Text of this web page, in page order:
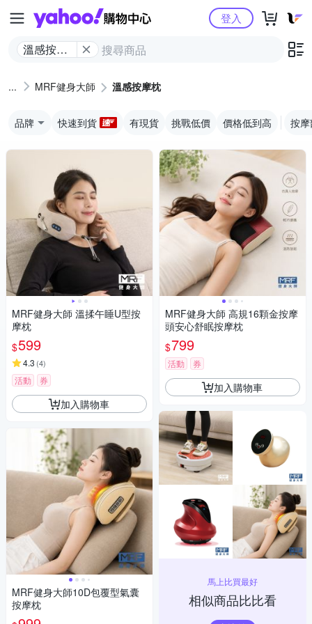
Yahoo購物中心
溫感按摩
登入
MRF健身大師 溫感按摩枕
品牌 快速到貨 有現貨 挑戰低價 價格低到高 按
MRF健身大師 溫揉午睡U型按
摩枕
$599
4.3 (4)
活動 券
加入購物車
MRF健身大師10D包覆型氣囊
按摩枕
MRF健身大師 高規16顆金按摩
頭安心舒眠按摩枕
$799
活動 券
加入購物車
馬上比買最好
相似商品比比看